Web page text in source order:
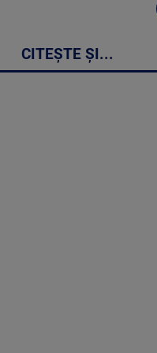
CITEȘTE ȘI...